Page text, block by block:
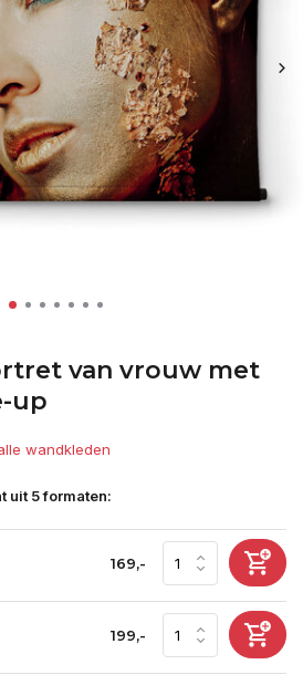
van vrouw met
up
wandkleden
uit 5 formaten:
169,-
199,-